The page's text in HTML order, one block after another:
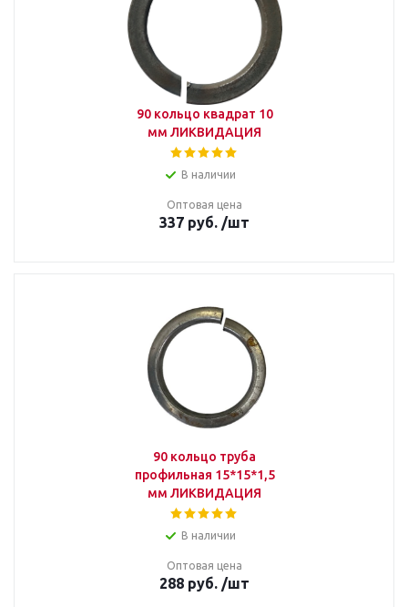
90 кольцо квадрат 10
мм ЛИКВИДАЦИЯ
В наличии
Оптовая цена
337 руб. /шт
90 кольцо труба
профильная 15*15*1,5
мм ЛИКВИДАЦИЯ
В наличии
Оптовая цена
288 руб. /шт